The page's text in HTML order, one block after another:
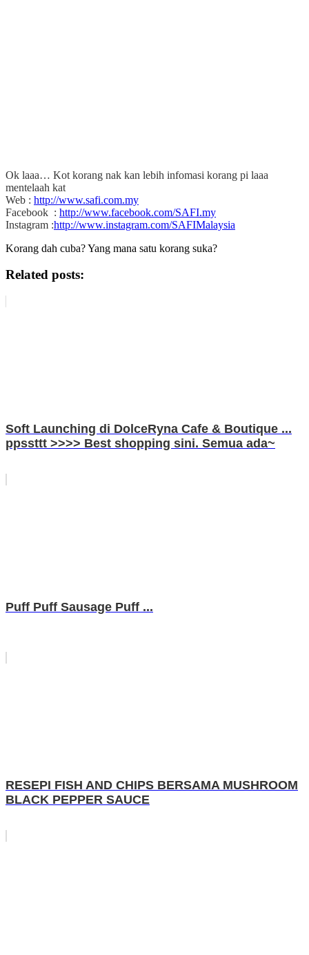
Ok laaa… Kot korang nak kan lebih infomasi korang pi laaa
mentelaah kat
Web : http://www.safi.com.my
Facebook : http://www.facebook.com/SAFI.my
Instagram :http://www.instagram.com/SAFIMalaysia
Korang dah cuba? Yang mana satu korang suka?
Related posts:
Soft Launching di DolceRyna Cafe & Boutique ...
ppssttt >>>> Best shopping sini. Semua ada~
Puff Puff Sausage Puff ...
RESEPI FISH AND CHIPS BERSAMA MUSHROOM
BLACK PEPPER SAUCE